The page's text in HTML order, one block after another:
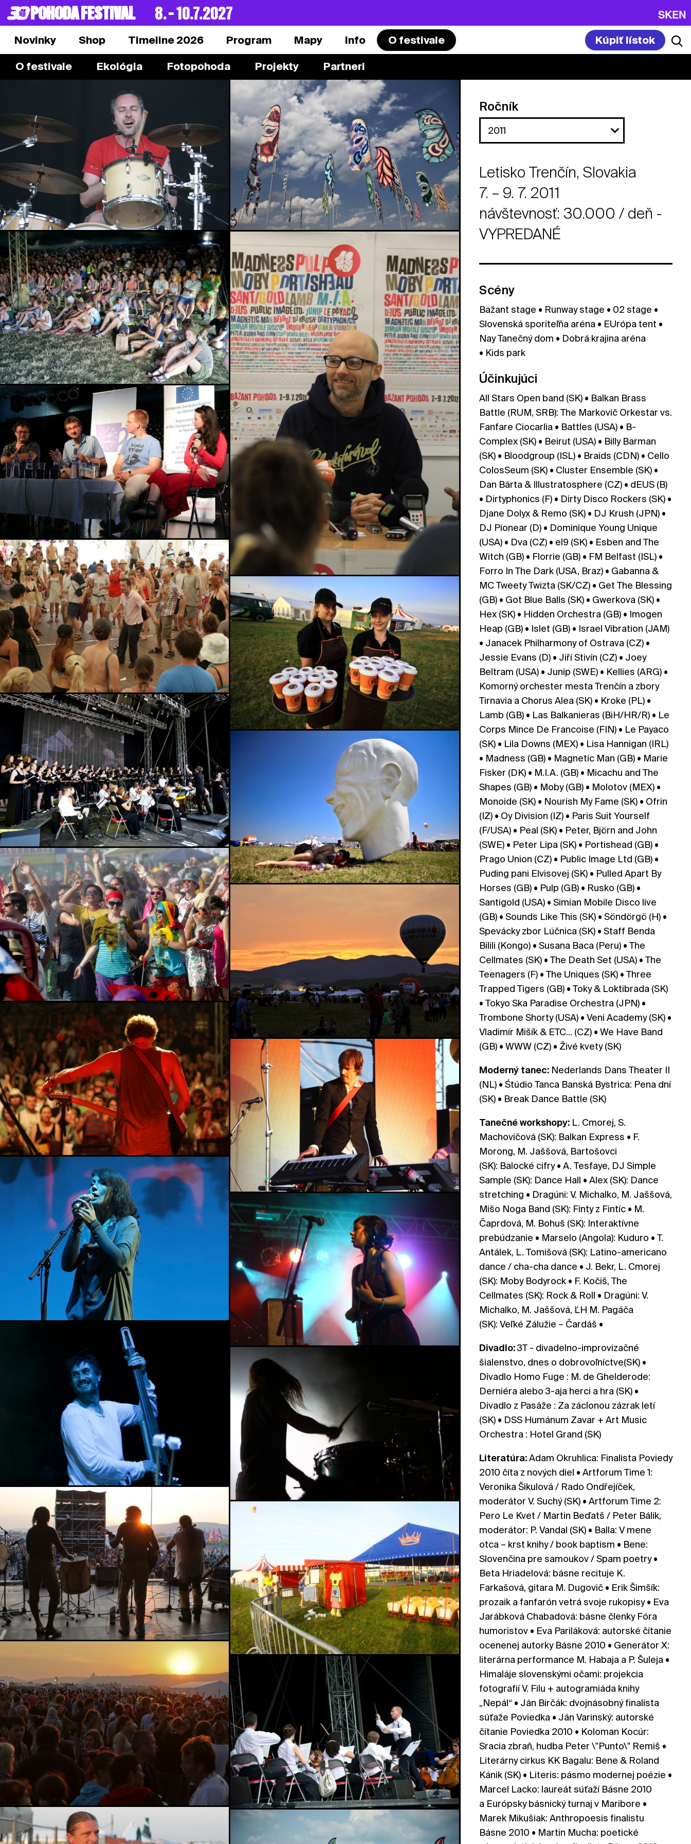
POHODA FESTIVAL 8. – 10.7.2027 SKEN
Novinky Shop Timeline 2026 Program Mapy Info O festivale
O festivale Ekológia Fotopohoda Projekty Partneri
Kúpiť lístok
Ročník
Letisko Trenčín, Slovakia
7. – 9. 7. 2011
návštevnosť: 30.000 / deň -
VYPREDANÉ
Scény
Bažant stage • Runway stage • 02 stage •
Slovenská sporiteľňa aréna • EUrópa tent •
Nay Tanečný dom • Dobrá krajina aréna
• Kids park
Účinkujúci
All Stars Open band (SK) • Balkan Brass
Battle (RUM, SRB): The Markovič Orkestar vs.
Fanfare Ciocarlia • Battles (USA) • B-
Complex (SK) • Beirut (USA) • Billy Barman
(SK) • Bloodgroup (ISL) • Braids (CDN) • Cello
ColosSeum (SK) • Cluster Ensemble (SK) •
Dan Bárta & Illustratosphere (CZ) • dEUS (B)
• Dirtyphonics (F) • Dirty Disco Rockers (SK) •
Djane Dolyx & Remo (SK) • DJ Krush (JPN) •
DJ Pionear (D) • Dominique Young Unique
(USA) • Dva (CZ) • el9 (SK) • Esben and The
Witch (GB) • Florrie (GB) • FM Belfast (ISL) •
Forro In The Dark (USA, Braz) • Gabanna &
MC Tweety Twizta (SK/CZ) • Get The Blessing
(GB) • Got Blue Balls (SK) • Gwerkova (SK) •
Hex (SK) • Hidden Orchestra (GB) • Imogen
Heap (GB) • Islet (GB) • Israel Vibration (JAM)
• Janacek Philharmony of Ostrava (CZ) •
Jessie Evans (D) • Jiří Stivín (CZ) • Joey
Beltram (USA) • Junip (SWE) • Kellies (ARG) •
Komorný orchester mesta Trenčín a zbory
Tirnavia a Chorus Alea (SK) • Kroke (PL) •
Lamb (GB) • Las Balkanieras (BiH/HR/R) • Le
Corps Mince De Francoise (FIN) • Le Payaco
(SK) • Lila Downs (MEX) • Lisa Hannigan (IRL)
• Madness (GB) • Magnetic Man (GB) • Marie
Fisker (DK) • M.I.A. (GB) • Micachu and The
Shapes (GB) • Moby (GB) • Molotov (MEX) •
Monoide (SK) • Nourish My Fame (SK) • Ofrin
(IZ) • Oy Division (IZ) • Paris Suit Yourself
(F/USA) • Peal (SK) • Peter, Björn and John
(SWE) • Peter Lipa (SK) • Portishead (GB) •
Prago Union (CZ) • Public Image Ltd (GB) •
Puding pani Elvisovej (SK) • Pulled Apart By
Horses (GB) • Pulp (GB) • Rusko (GB) •
Santigold (USA) • Simian Mobile Disco live
(GB) • Sounds Like This (SK) • Söndörgö (H) •
Spevácky zbor Lúčnica (SK) • Staff Benda
Bilili (Kongo) • Susana Baca (Peru) • The
Cellmates (SK) • The Death Set (USA) • The
Teenagers (F) • The Uniques (SK) • Three
Trapped Tigers (GB) • Toky & Loktibrada (SK)
• Tokyo Ska Paradise Orchestra (JPN) •
Trombone Shorty (USA) • Veni Academy (SK) •
Vladimír Mišík & ETC... (CZ) • We Have Band
(GB) • WWW (CZ) • Živé kvety (SK)
Moderný tanec: Nederlands Dans Theater II
(NL) • Śtúdio Tanca Banská Bystrica: Pena dní
(SK) • Break Dance Battle (SK)
Tanečné workshopy: L. Cmorej, S.
Machovičová (SK): Balkan Express • F.
Morong, M. Jaššová, Bartošovci
(SK): Balocké cifry • A. Tesfaye, DJ Simple
Sample (SK): Dance Hall • Alex (SK): Dance
stretching • Dragúni: V. Michalko, M. Jaššová,
Mišo Noga Band (SK): Finty z Fintíc • M.
Čaprdová, M. Bohuš (SK): Interaktívne
prebúdzanie • Marselo (Angola): Kuduro • T.
Antálek, L. Tomišová (SK): Latino-americano
dance / cha-cha dance • J. Bekr, L. Cmorej
(SK): Moby Bodyrock • F. Kočiš, The
Cellmates (SK): Rock & Roll • Dragúni: V.
Michalko, M. Jaššová, ĽH M. Pagáča
(SK): Veľké Zálužie – Čardáš •
Divadlo:3T - divadelno-improvizačné
šialenstvo, dnes o dobrovoľníctve(SK) •
Divadlo Homo Fuge : M. de Ghelderode:
Derniéra alebo 3-aja herci a hra (SK) •
Divadlo z Pasáže : Za záclonou zázrak letí
(SK) • DSS Humánum Zavar + Art Music
Orchestra : Hotel Grand (SK)
Literatúra:Adam Okruhlica: Finalista Poviedy
2010 číta z nových diel • Artforum Time 1:
Veronika Šikulová / Rado Ondřejíček,
moderátor V. Suchý (SK) • Artforum Time 2:
Pero Le Kvet / Martin Beďatš / Peter Bálik,
moderátor: P. Vandal (SK) • Balla: V mene
otca – krst knihy / book baptism • Bene:
Slovenčina pre samoukov / Spam poetry •
Beta Hriadelová: básne recituje K.
Farkašová, gitara M. Dugovič • Erik Šimšík:
prozaik a fanfarón vetrá svoje rukopisy • Eva
Jarábková Chabadová: básne členky Fóra
humoristov • Eva Pariláková: autorské čítanie
ocenenej autorky Básne 2010 • Generátor X:
literárna performance M. Habaja a P. Šuleja •
Himaláje slovenskými očami: projekcia
fotografií V. Filu + autogramiáda knihy
„Nepál“ • Ján Birčák: dvojnásobný finalista
súťaže Poviedka • Ján Varinský: autorské
čítanie Poviedka 2010 • Koloman Kocúr:
Sracia zbraň, hudba Peter \"Punto\" Remiš •
Literárny cirkus KK Bagalu: Bene & Roland
Kánik (SK) • Literis: pásmo modernej poézie •
Marcel Lacko: laureát súťaží Básne 2010
a Európsky básnický turnaj v Maribore •
Marek Mikušiak: Anthropoesis finalistu
Básne 2010 • Martin Mucha: poetické